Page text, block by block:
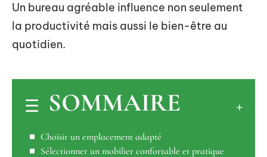
Un bureau agréable influence non seulement
la productivité mais aussi le bien-être au
quotidien.
SOMMAIRE
Choisir un emplacement adapté
Sélectionner un mobilier confortable et pratique